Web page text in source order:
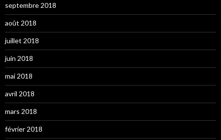
septembre 2018
août 2018
juillet 2018
juin 2018
mai 2018
avril 2018
mars 2018
février 2018